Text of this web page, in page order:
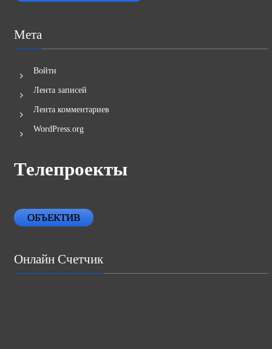
Мета
Войти
Лента записей
Лента комментариев
WordPress.org
Телепроекты
ОБЪЕКТИВ
Онлайн Счетчик